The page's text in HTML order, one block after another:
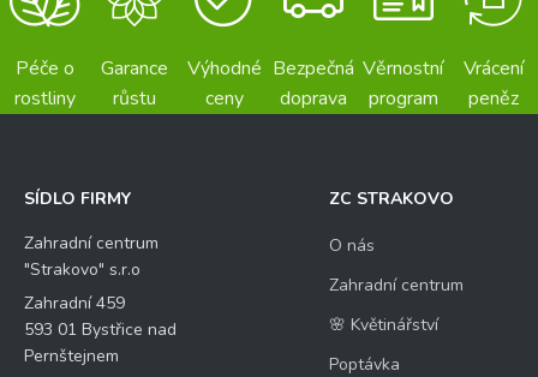
Péče o
rostliny
Garance
růstu
Výhodné
ceny
Bezpečná
doprava
Věrnostní
program
Vrácení
peněz
SÍDLO FIRMY
Zahradní centrum
"Strakovo" s.r.o
Zahradní 459
593 01 Bystřice nad
Pernštejnem
ZC STRAKOVO
O nás
Zahradní centrum
🌸 Květinářství
Poptávka